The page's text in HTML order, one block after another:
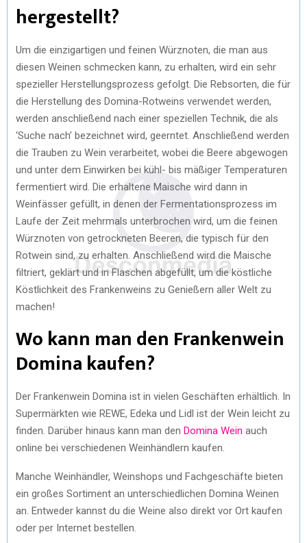
hergestellt?
Um die einzigartigen und feinen Würznoten, die man aus
diesen Weinen schmecken kann, zu erhalten, wird ein sehr
spezieller Herstellungsprozess gefolgt. Die Rebsorten, die für
die Herstellung des Domina-Rotweins verwendet werden,
werden anschließend nach einer speziellen Technik, die als
‘Suche nach’ bezeichnet wird, geerntet. Anschließend werden
die Trauben zu Wein verarbeitet, wobei die Beere abgewogen
und unter dem Einwirken bei kühl- bis mäßiger Temperaturen
fermentiert wird. Die erhaltene Maische wird dann in
Weinfässer gefüllt, in denen der Fermentationsprozess im
Laufe der Zeit mehrmals unterbrochen wird, um die feinen
Würznoten von getrockneten Beeren, die typisch für den
Rotwein sind, zu erhalten. Anschließend wird die Maische
filtriert, geklärt und in Flaschen abgefüllt, um die köstliche
Köstlichkeit des Frankenweins zu Genießern aller Welt zu
machen!
Wo kann man den Frankenwein
Domina kaufen?
Der Frankenwein Domina ist in vielen Geschäften erhältlich. In
Supermärkten wie REWE, Edeka und Lidl ist der Wein leicht zu
finden. Darüber hinaus kann man den Domina Wein auch
online bei verschiedenen Weinhändlern kaufen.
Manche Weinhändler, Weinshops und Fachgeschäfte bieten
ein großes Sortiment an unterschiedlichen Domina Weinen
an. Entweder kannst du die Weine also direkt vor Ort kaufen
oder per Internet bestellen.